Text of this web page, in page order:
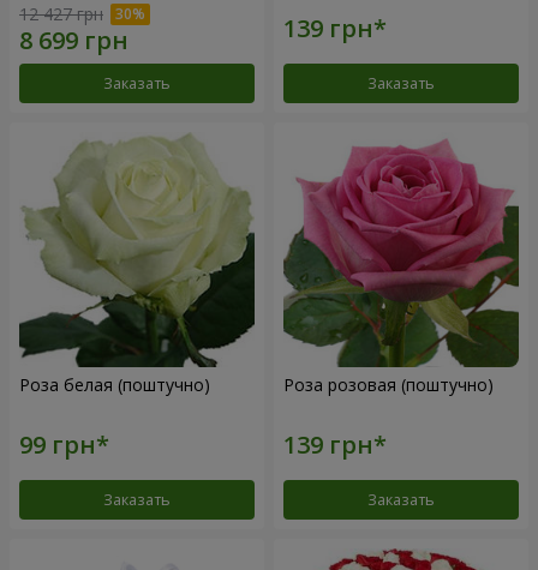
12 427 грн
Заказать Заказать
Роза белая (поштучно)
Заказать
Роза розовая (поштучно)
Заказать